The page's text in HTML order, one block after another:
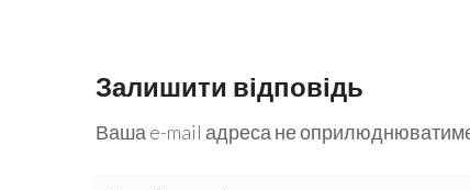
Залишити відповідь
Ваша e-mail адреса не